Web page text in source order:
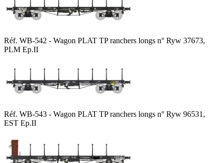
Réf. WB-542 - Wagon PLAT TP ranchers longs n° Ryw 37673,
PLM Ep.II
Réf. WB-543 - Wagon PLAT TP ranchers longs n° Ryw 96531,
EST Ep.II